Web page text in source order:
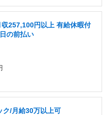
収257,100円以上 ️有給休暇付
の前払い
ク/月給30万以上可